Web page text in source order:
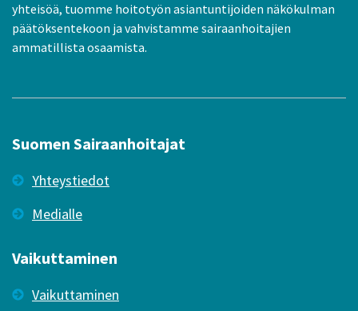
yhteisöä, tuomme hoitotyön asiantuntijoiden näkökulman
päätöksentekoon ja vahvistamme sairaanhoitajien
ammatillista osaamista.
Suomen Sairaanhoitajat
Yhteystiedot
Medialle
Vaikuttaminen
Vaikuttaminen